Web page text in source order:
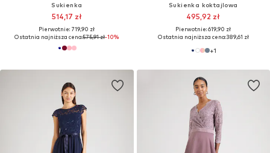
Sukienka
514,17 zł
Pierwotnie: 719,90 zł
Ostatnia najniższa cena:575,91 zł-10%
Sukienka koktajlowa
495,92 zł
Pierwotnie: 619,90 zł
Ostatnia najniższa cena:389,61 zł
+1